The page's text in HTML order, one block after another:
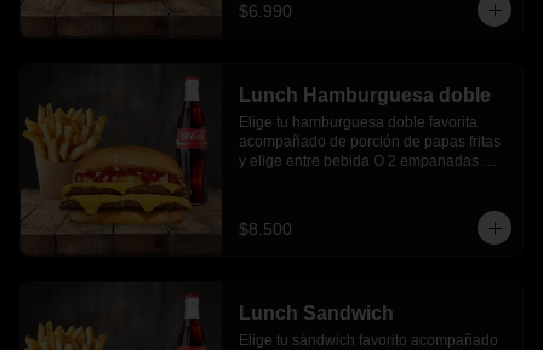
$6.990
Lunch Hamburguesa doble
Elige tu hamburguesa doble favorita
acompañado de porción de papas fritas
y elige entre bebida O 2 empanadas
$8.500
Lunch Sandwich
Elige tu sándwich favorito acompañado